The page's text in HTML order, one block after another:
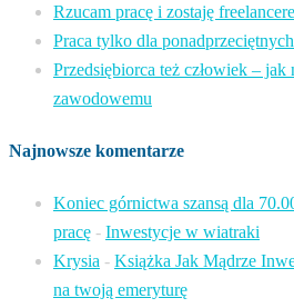
Rzucam pracę i zostaję
Praca tylko dla
Przedsiębiorca też człowiek –
zawodowemu
Najnowsze komentarze
Koniec górnictwa szansą dla
pracę - Inwestycje w wiatraki
Krysia - Książka Jak Mądrze
na twoją emeryturę